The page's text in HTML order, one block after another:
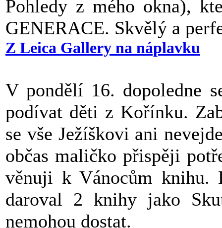
Pohledy z mého okna),
GENERACE. Skvělý a
Z Leica Gallery na náplavku
V pondělí 16. dopoledne
podívat děti z Kořínku.
se vše Ježíškovi ani
občas maličko přispěji
věnuji k Vánocům
daroval 2 knihy jako
nemohou dostat.